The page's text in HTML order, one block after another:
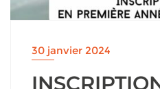
30 janvier 2024